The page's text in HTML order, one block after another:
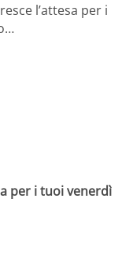
l’attesa per i
per i tuoi venerdì